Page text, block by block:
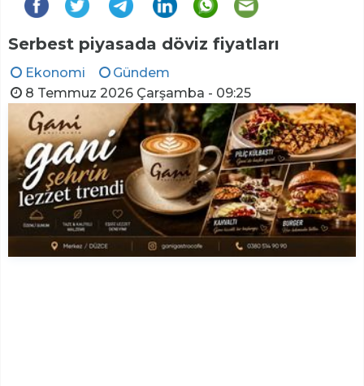
Serbest piyasada döviz fiyatları
Ekonomi
Gündem
8 Temmuz 2026 Çarşamba - 09:25